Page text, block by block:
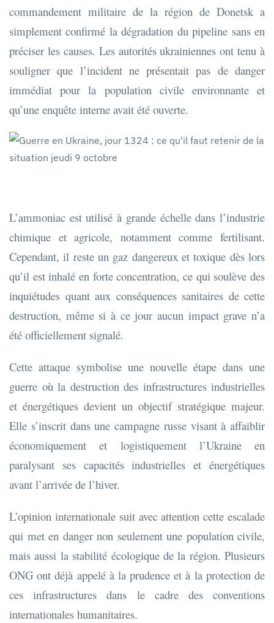
commandement militaire de la région de Donetsk a
simplement confirmé la dégradation du pipeline sans en
préciser les causes. Les autorités ukrainiennes ont tenu à
souligner que l’incident ne présentait pas de danger
immédiat pour la population civile environnante et
qu’une enquête interne avait été ouverte.​
L’ammoniac est utilisé à grande échelle dans l’industrie
chimique et agricole, notamment comme fertilisant.
Cependant, il reste un gaz dangereux et toxique dès lors
qu’il est inhalé en forte concentration, ce qui soulève des
inquiétudes quant aux conséquences sanitaires de cette
destruction, même si à ce jour aucun impact grave n’a
été officiellement signalé.​
Cette attaque symbolise une nouvelle étape dans une
guerre où la destruction des infrastructures industrielles
et énergétiques devient un objectif stratégique majeur.
Elle s’inscrit dans une campagne russe visant à affaiblir
économiquement et logistiquement l’Ukraine en
paralysant ses capacités industrielles et énergétiques
avant l’arrivée de l’hiver.
L’opinion internationale suit avec attention cette escalade
qui met en danger non seulement une population civile,
mais aussi la stabilité écologique de la région. Plusieurs
ONG ont déjà appelé à la prudence et à la protection de
ces infrastructures dans le cadre des conventions
internationales humanitaires.